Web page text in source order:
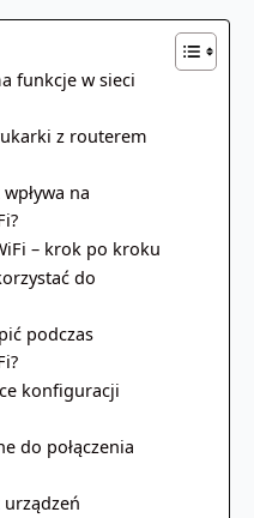
funkcje w sieci
z routerem
na
– krok po kroku
do
podczas
konfiguracji
do połączenia
urządzeń